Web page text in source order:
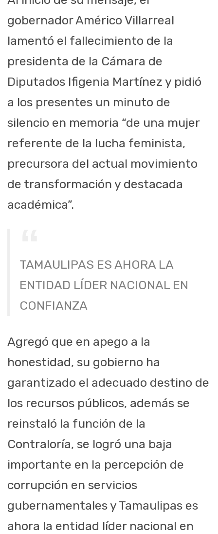
gobernador Américo Villarreal
lamentó el fallecimiento de la
presidenta de la Cámara de
Diputados Ifigenia Martínez y pidió
a los presentes un minuto de
silencio en memoria “de una mujer
referente de la lucha feminista,
precursora del actual movimiento
de transformación y destacada
académica”.
TAMAULIPAS ES AHORA LA
ENTIDAD LÍDER NACIONAL EN
CONFIANZA
Agregó que en apego a la
honestidad, su gobierno ha
garantizado el adecuado destino de
los recursos públicos, además se
reinstaló la función de la
Contraloría, se logró una baja
importante en la percepción de
corrupción en servicios
gubernamentales y Tamaulipas es
ahora la entidad líder nacional en